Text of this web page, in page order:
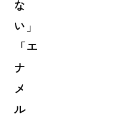
な
い」
「エ
ナ
メ
ル